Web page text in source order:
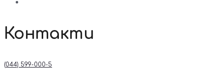
Контакти
(044) 599-000-5